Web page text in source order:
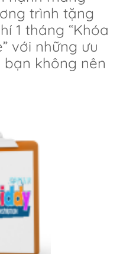
trình tặng
1 tháng “Khóa
với những ưu
không nên